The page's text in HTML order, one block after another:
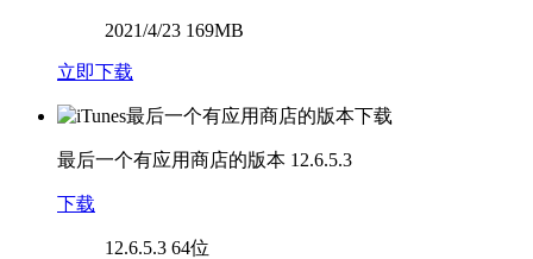
2021/4/23 169MB
立即下载
最后一个有应用商店的版本 12.6.5.3
下载
12.6.5.3 64位